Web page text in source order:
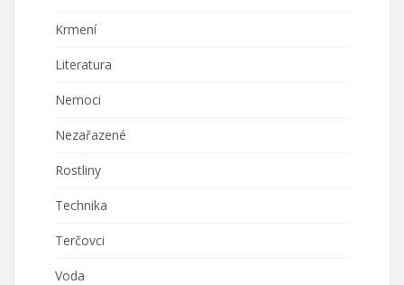
Krmení
Literatura
Nemoci
Nezařazené
Rostliny
Technika
Terčovci
Voda